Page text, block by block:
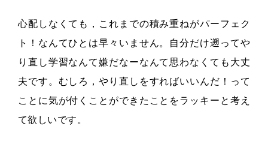
心配しなくても，これまでの積み重ねがパーフェク
ト！なんてひとは早々いません。自分だけ遡ってや
り直し学習なんて嫌だなーなんて思わなくても大丈
夫です。むしろ，やり直しをすればいいんだ！って
ことに気が付くことができたことをラッキーと考え
て欲しいです。